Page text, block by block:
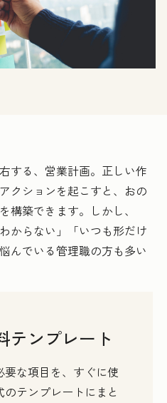
する、営業計画。正しい作
クションを起こすと、おの
構築できます。しかし、
からない」「いつも形だけ
んでいる管理職の方も多い
テンプレート
な項目を、すぐに使
テンプレートにまと